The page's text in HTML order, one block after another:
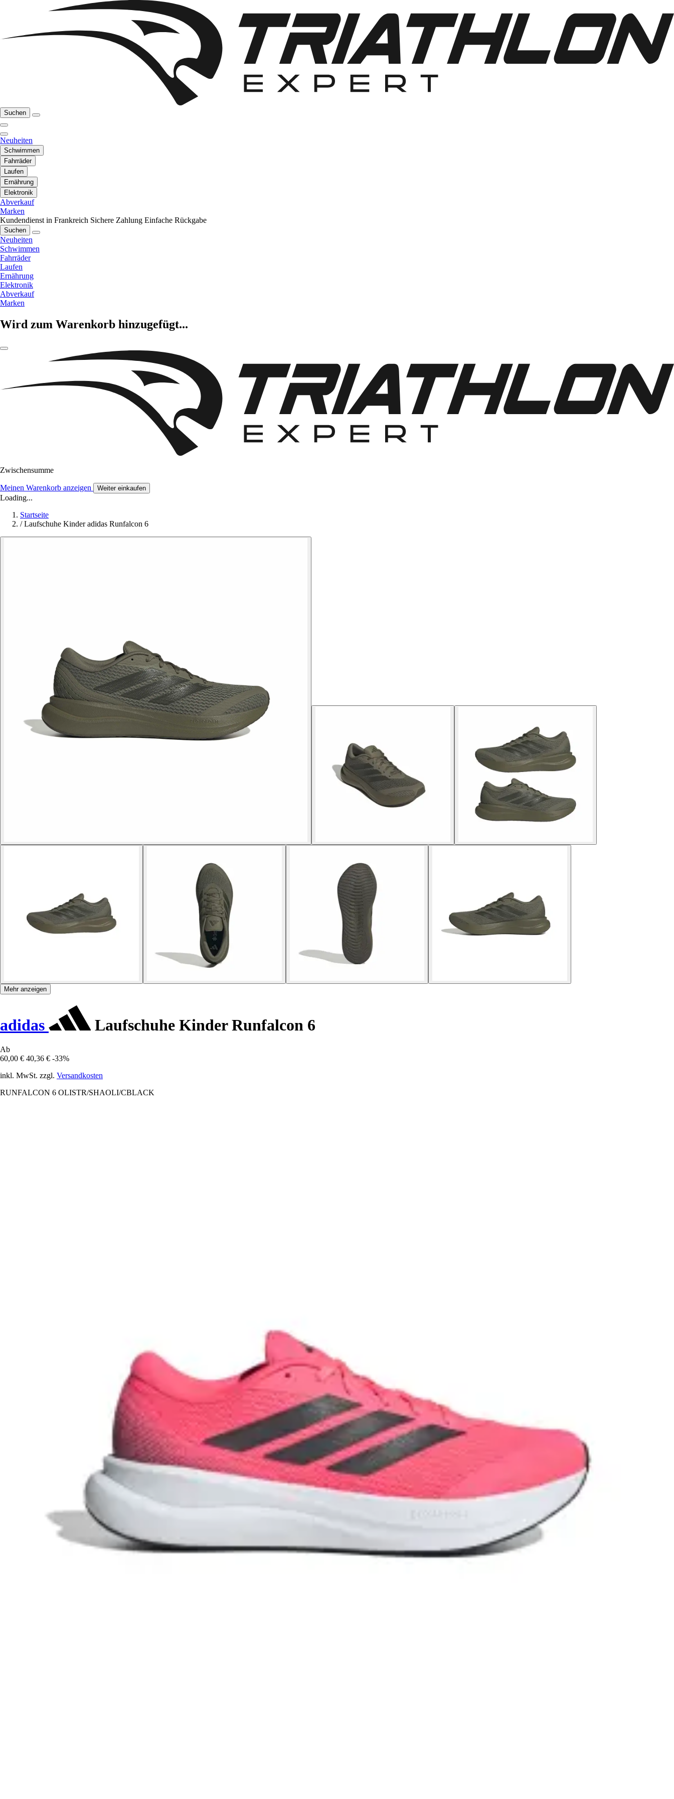
Suchen
Neuheiten
Schwimmen
Fahrräder
Laufen
Ernährung
Elektronik
Abverkauf
Marken
Kundendienst in Frankreich Sichere Zahlung Einfache Rückgabe
Suchen
Neuheiten
Schwimmen
Fahrräder
Laufen
Ernährung
Elektronik
Abverkauf
Marken
Wird zum Warenkorb hinzugefügt...
Zwischensumme
Meinen Warenkorb anzeigen Weiter einkaufen
Loading...
Startseite
/ Laufschuhe Kinder adidas Runfalcon 6
Mehr anzeigen
adidas Laufschuhe Kinder Runfalcon 6
Ab
60,00 € 40,36 € -33%
inkl. MwSt. zzgl. Versandkosten
RUNFALCON 6 OLISTR/SHAOLI/CBLACK